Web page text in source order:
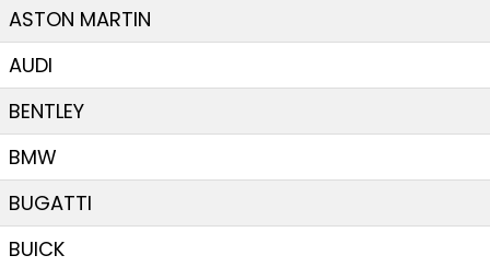
ASTON MARTIN
AUDI
BENTLEY
BMW
BUGATTI
BUICK